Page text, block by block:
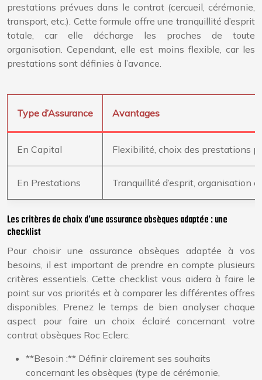
prestations prévues dans le contrat (cercueil, cérémonie,
transport, etc.). Cette formule offre une tranquillité d’esprit
totale, car elle décharge les proches de toute
organisation. Cependant, elle est moins flexible, car les
prestations sont définies à l’avance.
Type d’Assurance Avantages
En Capital Flexibilité, choix des prestations
En Prestations Tranquillité d’esprit, organisation
Les critères de choix d’une assurance obsèques adaptée : une
checklist
Pour choisir une assurance obsèques adaptée à vos
besoins, il est important de prendre en compte plusieurs
critères essentiels. Cette checklist vous aidera à faire le
point sur vos priorités et à comparer les différentes offres
disponibles. Prenez le temps de bien analyser chaque
aspect pour faire un choix éclairé concernant votre
contrat obsèques Roc Eclerc.
**Besoin :** Définir clairement ses souhaits
concernant les obsèques (type de cérémonie,